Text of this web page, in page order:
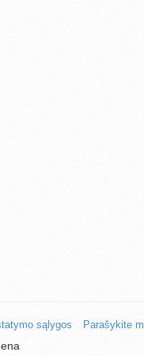
sąlygos Parašykite